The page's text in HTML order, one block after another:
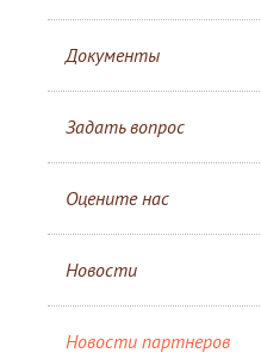
Документы
Задать вопрос
Оцените нас
Новости
Новости партнеров